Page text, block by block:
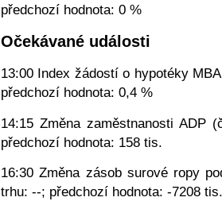
předchozí hodnota: 0 %
Očekávané události
13:00 Index žádostí o hypotéky
předchozí hodnota: 0,4 %
14:15 Změna zaměstnanosti ADP
předchozí hodnota: 158 tis.
16:30 Změna zásob surové ropy
trhu: --; předchozí hodnota: -7208 tis.